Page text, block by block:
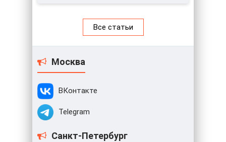
Все статьи
Москва
ВКонтакте
Telegram
Санкт-Петербург